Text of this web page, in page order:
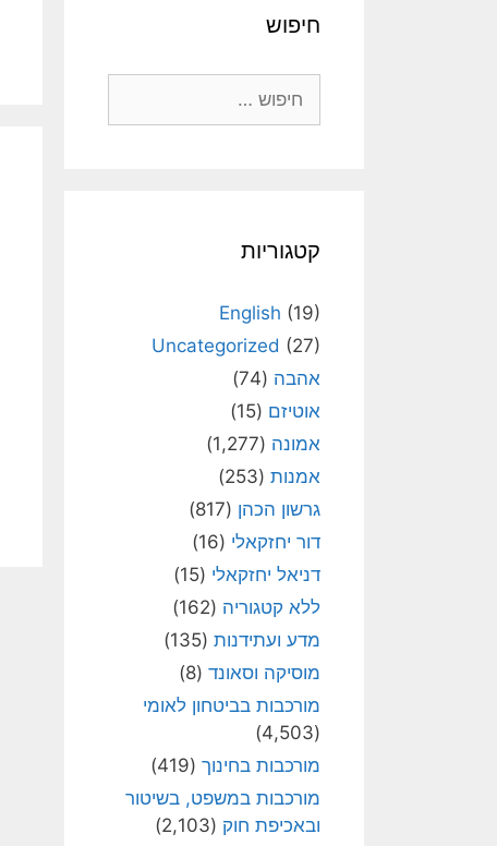
חיפוש
קטגוריות
English (19)
Uncategorized (27)
אהבה (74)
אוטיזם (15)
אמונה (1,277)
אמנות (253)
גרשון הכהן (817)
דור יחזקאלי (16)
דניאל יחזקאלי (15)
ללא קטגוריה (162)
מדע ועתידנות (135)
מוסיקה וסאונד (8)
מורכבות בביטחון לאומי
(4,503)
מורכבות בחינוך (419)
מורכבות במשפט, בשיטור
ובאכיפת חוק (2,103)